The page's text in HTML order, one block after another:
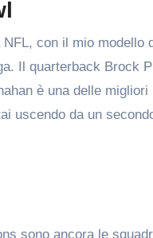
con il mio
Il quarterback Brock
è una delle
uscendo da un
sono ancora le